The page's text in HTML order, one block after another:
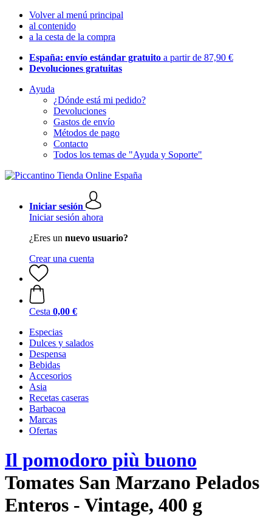
Volver al menú principal
al contenido
a la cesta de la compra
España: envío estándar gratuito a partir de 87,90 €
Devoluciones gratuitas
Ayuda
¿Dónde está mi pedido?
Devoluciones
Gastos de envío
Métodos de pago
Contacto
Todos los temas de "Ayuda y Soporte"
Iniciar sesión
Iniciar sesión ahora
¿Eres un nuevo usuario?
Crear una cuenta
Cesta 0,00 €
Especias
Dulces y salados
Despensa
Bebidas
Accesorios
Asia
Recetas caseras
Barbacoa
Marcas
Ofertas
Il pomodoro più buono
Tomates San Marzano Pelados
Enteros - Vintage, 400 g